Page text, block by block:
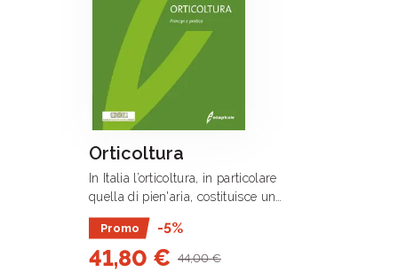
Orticoltura
In Italia l’orticoltura, in particolare
quella di pien'aria, costituisce un
settore produttivo molto articolato
sotto il profilo delle specie, degli
ambienti, delle tecniche e dei metodi .
Promo -5%
41,80 € 44,00 €